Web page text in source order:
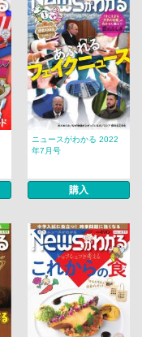
ニュースがわかる 2022
年7月号
購入